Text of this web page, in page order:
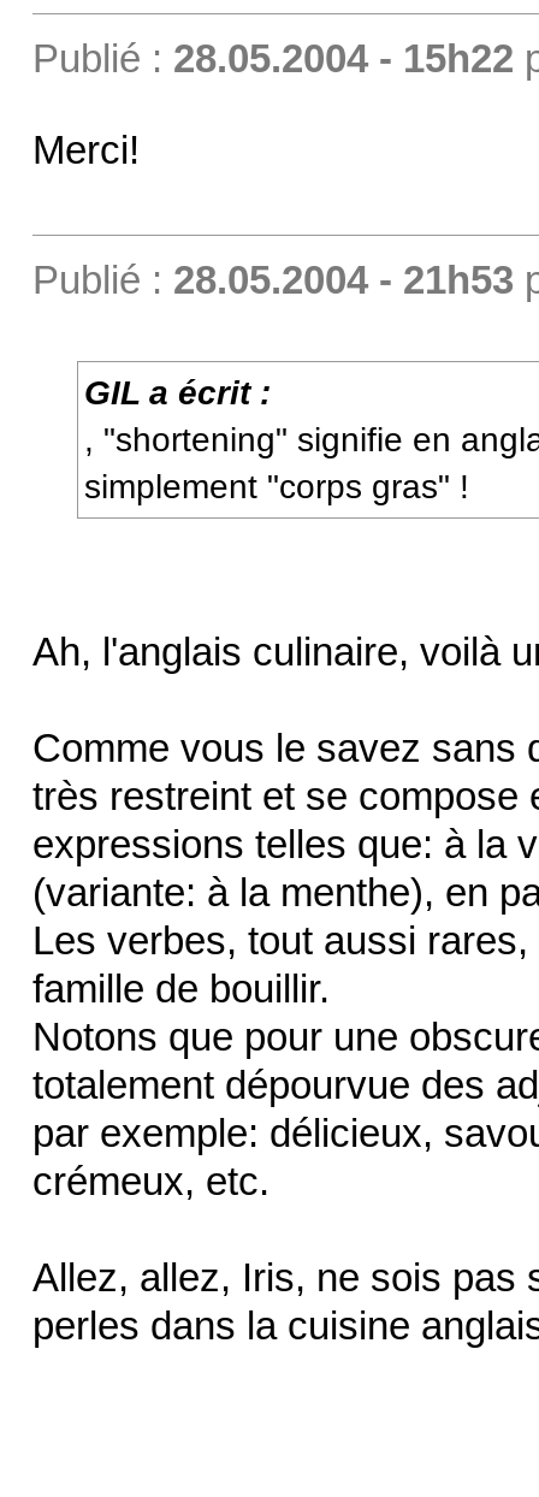
Publié : 28.05.2004 - 15h22
Merci!
Publié : 28.05.2004 - 21h53
GIL a écrit :
, "shortening" signifie en
simplement "corps gras" !
Ah, l'anglais culinaire, voilà
Comme vous le savez sans
très restreint et se compose
expressions telles que: à la
(variante: à la menthe), en
Les verbes, tout aussi
famille de bouillir.
Notons que pour une
totalement dépourvue des
par exemple: délicieux,
crémeux, etc.
Allez, allez, Iris, ne sois pas
perles dans la cuisine